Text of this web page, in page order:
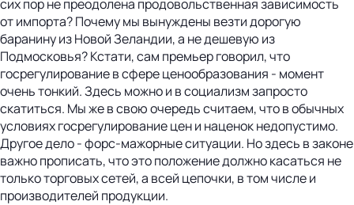
сих пор не преодолена продовольственная зависимость
от импорта? Почему мы вынуждены везти дорогую
баранину из Новой Зеландии, а не дешевую из
Подмосковья? Кстати, сам премьер говорил, что
госрегулирование в сфере ценообразования - момент
очень тонкий. Здесь можно и в социализм запросто
скатиться. Мы же в свою очередь считаем, что в обычных
условиях госрегулирование цен и наценок недопустимо.
Другое дело - форс-мажорные ситуации. Но здесь в законе
важно прописать, что это положение должно касаться не
только торговых сетей, а всей цепочки, в том числе и
производителей продукции.